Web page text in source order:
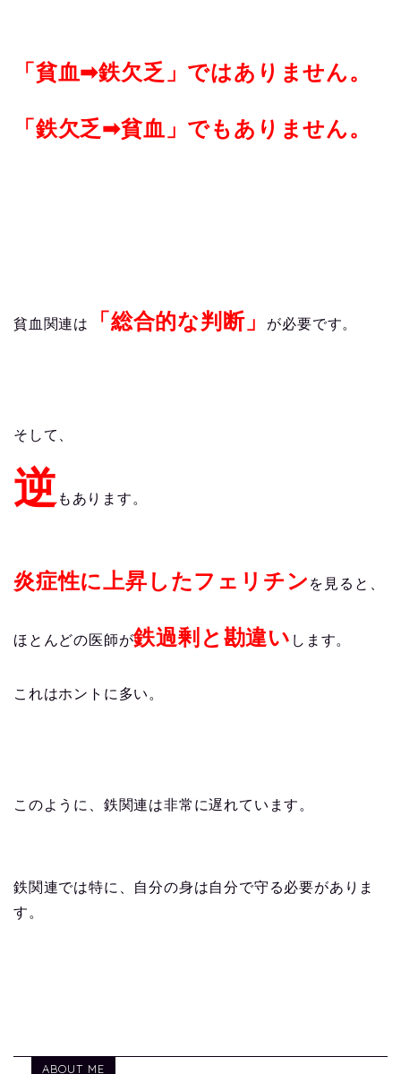
「貧血➡︎鉄欠乏」ではありません。
「鉄欠乏➡︎貧血」でもありません。
貧血関連は 「総合的な判断」 が必要です。
そして、
逆もあります。
炎症性に上昇したフェリチン を見ると、
ほとんどの医師が鉄過剰と勘違い します。
これはホントに多い。
このように、鉄関連は非常に遅れています。
鉄関連では特に、自分の身は自分で守る必要がありま
す。
ABOUT ME